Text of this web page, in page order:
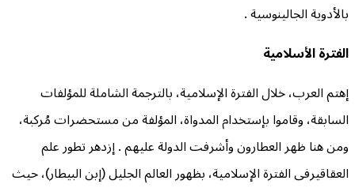
بالأدوية الجالينوسية .
الفترة الأسلامية
إهتم العرب، خلال الفترة الإسلامية، بالترجمة الشاملة للمؤلفات
السابقة، وقاموا بإستخدام المدواة، المؤلفة من مستحضرات مُركبة،
ومن هنا ظهر العطارون وأشرفت الدولة عليهم . إزدهر تطور علم
العقاقيرفى الفترة الإسلامية، بظهور العالم الجليل (إبن البيطار)، حيث